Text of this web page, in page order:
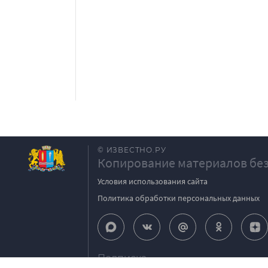
© ИЗВЕСТНО.РУ
Копирование материалов
Условия использования сайта
Политика обработки персональных данных
Подписка